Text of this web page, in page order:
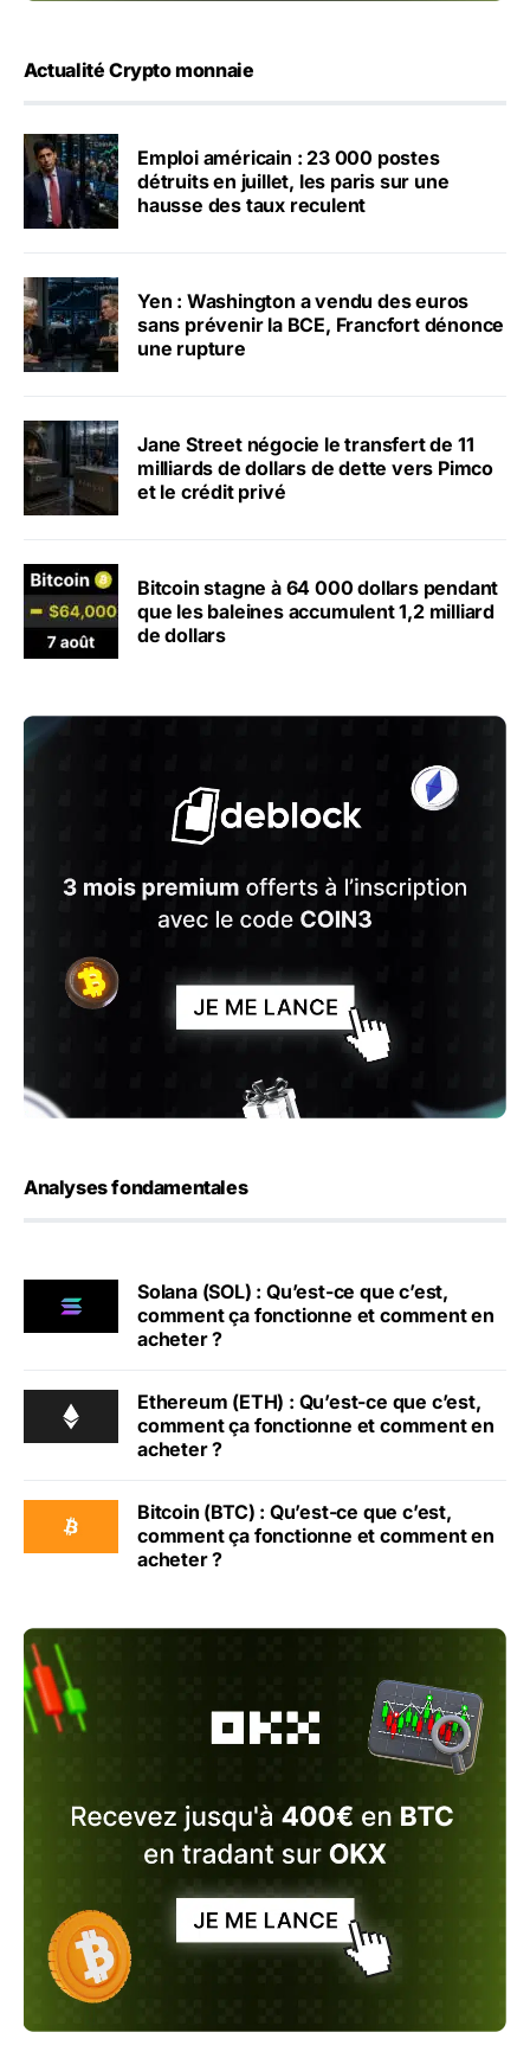
Actualité Crypto monnaie
Emploi américain : 23 000 postes
détruits en juillet, les paris sur une
hausse des taux reculent
Yen : Washington a vendu des euros
sans prévenir la BCE, Francfort dénonce
une rupture
Jane Street négocie le transfert de 11
milliards de dollars de dette vers Pimco
et le crédit privé
Bitcoin stagne à 64 000 dollars pendant
que les baleines accumulent 1,2 milliard
de dollars
Analyses fondamentales
Solana (SOL) : Qu’est-ce que c’est,
comment ça fonctionne et comment en
acheter ?
Ethereum (ETH) : Qu’est-ce que c’est,
comment ça fonctionne et comment en
acheter ?
Bitcoin (BTC) : Qu’est-ce que c’est,
comment ça fonctionne et comment en
acheter ?